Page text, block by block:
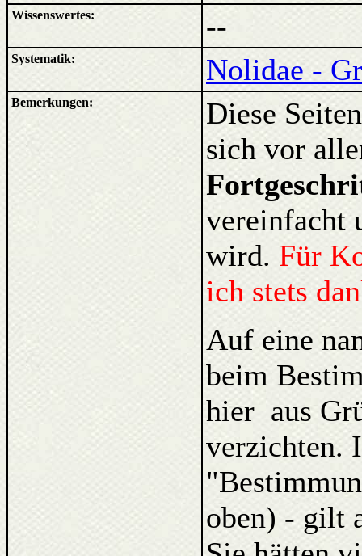
Wissenswertes: --
Systematik: Nolidae -
Bemerkungen:
Diese
sich vor
vereinfacht
wird. Für
ich stets
Auf eine
beim
hier aus
verzichten.
oben) - gilt